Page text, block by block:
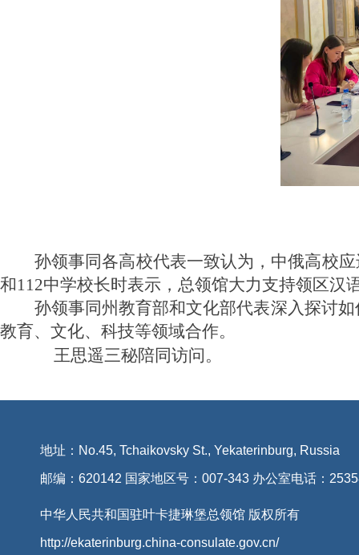
孙领事同各高校代表一致认为，中俄高校
和112中学校长时表示，总领馆大力支持领区汉
孙领事同州教育部和文化部代表深入探讨
教育、文化、科技等领域合作。
王思遥三秘陪同访问。
地址：No.45, Tchaikovsky St., Yekaterinburg, Russia
邮编：620142 国家地区号：007-343 办公室电话：
中华人民共和国驻叶卡捷琳堡总领馆 版权所有
http://ekaterinburg.china-consulate.gov.cn/